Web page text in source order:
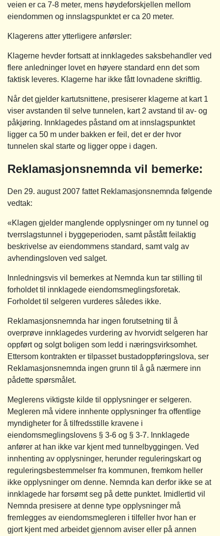
veien er ca 7-8 meter, mens høydeforskjellen mellom
eiendommen og innslagspunktet er ca 20 meter.
Klagerens atter ytterligere anførsler:
Klagerne hevder fortsatt at innklagedes saksbehandler ved
flere anledninger lovet en høyere standard enn det som
faktisk leveres. Klagerne har ikke fått lovnadene skriftlig.
Når det gjelder kartutsnittene, presiserer klagerne at kart 1
viser avstanden til selve tunnelen, kart 2 avstand til av- og
påkjøring. Innklagedes påstand om at innslagspunktet
ligger ca 50 m under bakken er feil, det er der hvor
tunnelen skal starte og ligger oppe i dagen.
Reklamasjonsnemnda vil bemerke:
Den 29. august 2007 fattet Reklamasjonsnemnda følgende
vedtak:
«Klagen gjelder manglende opplysninger om ny tunnel og
tverrslagstunnel i byggeperioden, samt påstått feilaktig
beskrivelse av eiendommens standard, samt valg av
avhendingsloven ved salget.
Innledningsvis vil bemerkes at Nemnda kun tar stilling til
forholdet til innklagede eiendomsmeglingsforetak.
Forholdet til selgeren vurderes således ikke.
Reklamasjonsnemnda har ingen forutsetning til å
overprøve innklagedes vurdering av hvorvidt selgeren har
oppført og solgt boligen som ledd i næringsvirksomhet.
Ettersom kontrakten er tilpasset bustadoppføringslova, ser
Reklamasjonsnemnda ingen grunn til å gå nærmere inn
pådette spørsmålet.
Meglerens viktigste kilde til opplysninger er selgeren.
Megleren må videre innhente opplysninger fra offentlige
myndigheter for å tilfredsstille kravene i
eiendomsmeglingslovens § 3-6 og § 3-7. Innklagede
anfører at han ikke var kjent med tunnelbyggingen. Ved
innhenting av opplysninger, herunder reguleringskart og
reguleringsbestemmelser fra kommunen, fremkom heller
ikke opplysninger om denne. Nemnda kan derfor ikke se at
innklagede har forsømt seg på dette punktet. Imidlertid vil
Nemnda presisere at denne type opplysninger må
fremlegges av eiendomsmegleren i tilfeller hvor han er
gjort kjent med arbeidet gjennom aviser eller på annen